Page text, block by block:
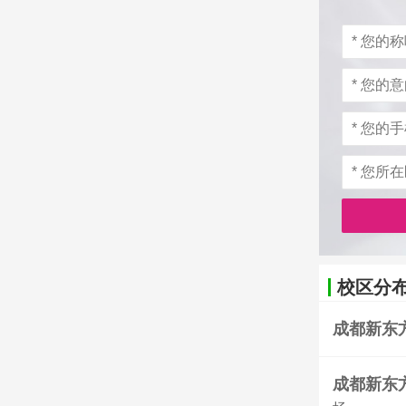
校区分
成都新东
成都新东